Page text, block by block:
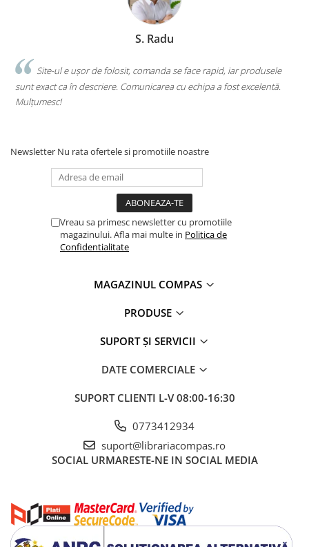
Ficțiune mitologică și istorică
Romane de dragoste
Poezie și teatru
ficțiune
Psihologie și dezvoltare personală
Biografii și memorii
Sănătate și stil de viață
Artă și fotografie
Gastronomie și hobby
Dicționare și ghiduri de conversație
Literatură în limbi străine
Gramatică și vocabulare
Papetărie și articole din hârtie
Agende nedatate
Agende pentru copii
S. Radu
Site-ul e ușor de folosit, comanda se face rapid, iar produsele
sunt exact ca în descriere. Comunicarea cu echipa a fost excelentă.
Mulțumesc!
Newsletter Nu rata ofertele si promotiile noastre
Vreau sa primesc newsletter cu promotiile
magazinului. Afla mai multe in Politica de
Confidentialitate
MAGAZINUL COMPAS
PRODUSE
SUPORT ȘI SERVICII
DATE COMERCIALE
SUPORT CLIENTI L-V 08:00-16:30
0773412934
suport@librariacompas.ro
SOCIAL URMARESTE-NE IN SOCIAL MEDIA